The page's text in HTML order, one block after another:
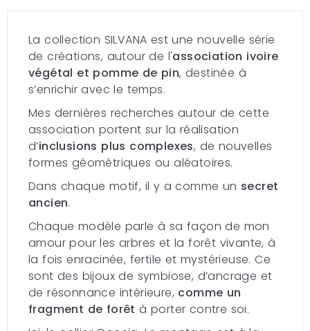
La collection SILVANA est une nouvelle série
de créations, autour de l'association ivoire
végétal et pomme de pin, destinée à
s’enrichir avec le temps.
Mes dernières recherches autour de cette
association portent sur la réalisation
d’inclusions plus complexes, de nouvelles
formes géométriques ou aléatoires.
Dans chaque motif, il y a comme un secret
ancien.
Chaque modèle parle à sa façon de mon
amour pour les arbres et la forêt vivante, à
la fois enracinée, fertile et mystérieuse. Ce
sont des bijoux de symbiose, d’ancrage et
de résonnance intérieure, comme un
fragment de forêt à porter contre soi.